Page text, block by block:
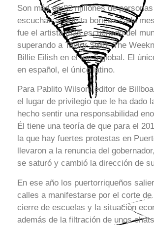
Son más de 82 millones de
escuchan al artista boricua cada
fue el artista más escuchado del
superando a Taylor Swift, The
Billie Eilish en el top 5 global. El
en español, el único latino.
Para Pablito Wilson, editor de
el lugar de privilegio que le ha dado
hecho sentir una responsabilidad
Él tiene una teoría de que para el
la que hay fuertes protestas en
llevaron a la renuncia del
se saturó y cambió la dirección de
En ese año los puertorriqueños
calles a manifestarse por el corte
cierre de escuelas y la situación
además de la filtración de unos